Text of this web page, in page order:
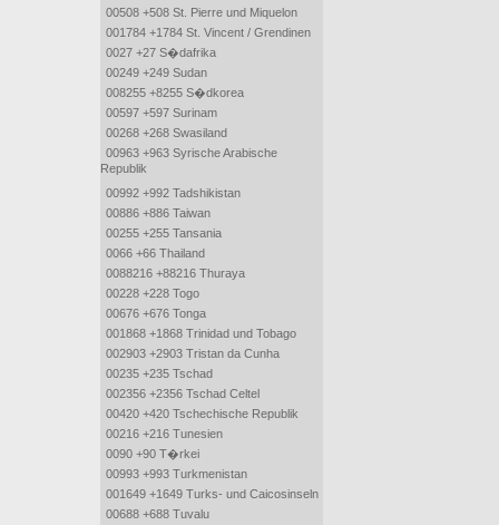
00508 +508 St. Pierre und Miquelon
001784 +1784 St. Vincent / Grendinen
0027 +27 S�dafrika
00249 +249 Sudan
008255 +8255 S�dkorea
00597 +597 Surinam
00268 +268 Swasiland
00963 +963 Syrische Arabische
Republik
00992 +992 Tadshikistan
00886 +886 Taiwan
00255 +255 Tansania
0066 +66 Thailand
0088216 +88216 Thuraya
00228 +228 Togo
00676 +676 Tonga
001868 +1868 Trinidad und Tobago
002903 +2903 Tristan da Cunha
00235 +235 Tschad
002356 +2356 Tschad Celtel
00420 +420 Tschechische Republik
00216 +216 Tunesien
0090 +90 T�rkei
00993 +993 Turkmenistan
001649 +1649 Turks- und Caicosinseln
00688 +688 Tuvalu